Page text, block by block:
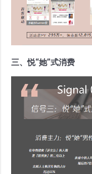
三、悦“她”式消费